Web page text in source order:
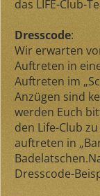
das LIFE-Club-
Dresscode:
Wir erwarten
Auftreten in
Auftreten im
Anzügen sind
werden Euch
den Life-Club
auftreten in
Dresscode-